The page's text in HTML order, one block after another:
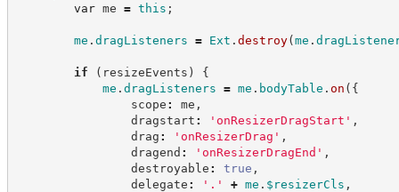
var me = this ;
me . dragListeners = Ext . destroy(me .
if ( resizeEvents )
{
me . dragListeners = me . bodyTable . on ( {
scope : me ,
dragstart : ' onResizerDragStart ' ,
drag : ' onResizerDrag ' ,
dragend : ' onResizerDragEnd ' ,
destroyable : true ,
delegate : ' . ' + me . $resizerCls ,